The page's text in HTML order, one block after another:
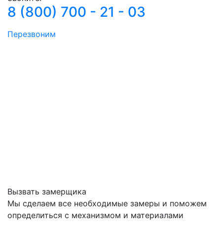
8 (800) 700 - 21 - 03
Перезвоним
Вызвать замерщика
Мы сделаем все необходимые замеры и поможем
определиться с механизмом и материалами